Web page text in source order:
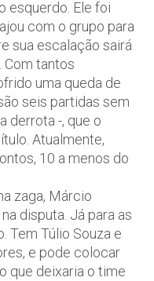
esquerdo. Ele foi
com o grupo para
sua escalação sairá
Com tantos
uma queda de
seis partidas sem
derrota -, que o
Atualmente,
10 a menos do
zaga, Márcio
disputa. Já para as
Tem Túlio Souza e
e pode colocar
que deixaria o time